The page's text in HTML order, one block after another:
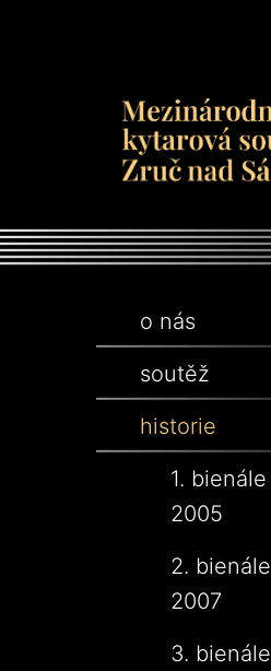
o nás
soutěž
historie
1. bienále
2005
2. bienále
2007
3. bienále